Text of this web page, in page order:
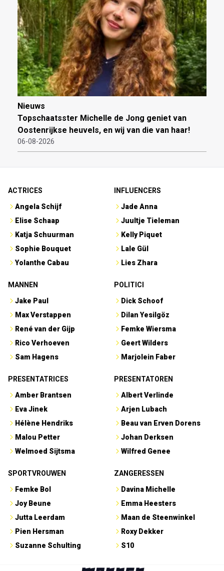
Nieuws
Topschaatsster Michelle de Jong geniet van
Oostenrijkse heuvels, en wij van die van haar!
06-08-2026
ACTRICES
Angela Schijf
Elise Schaap
Katja Schuurman
Sophie Bouquet
Yolanthe Cabau
INFLUENCERS
Jade Anna
Juultje Tieleman
Kelly Piquet
Lale Gül
Lies Zhara
MANNEN
Jake Paul
Max Verstappen
René van der Gijp
Rico Verhoeven
Sam Hagens
POLITICI
Dick Schoof
Dilan Yesilgöz
Femke Wiersma
Geert Wilders
Marjolein Faber
PRESENTATRICES
Amber Brantsen
Eva Jinek
Hélène Hendriks
Malou Petter
Welmoed Sijtsma
PRESENTATOREN
Albert Verlinde
Arjen Lubach
Beau van Erven Dorens
Johan Derksen
Wilfred Genee
SPORTVROUWEN
Femke Bol
Joy Beune
Jutta Leerdam
Pien Hersman
Suzanne Schulting
ZANGERESSEN
Davina Michelle
Emma Heesters
Maan de Steenwinkel
Roxy Dekker
S10